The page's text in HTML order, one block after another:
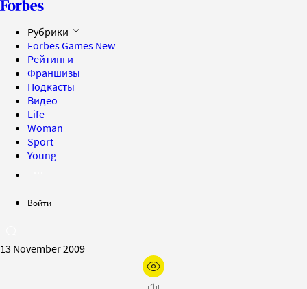
Рубрики
Forbes Games New
Рейтинги
Франшизы
Подкасты
Видео
Life
Woman
Sport
Young
Войти
13 November 2009